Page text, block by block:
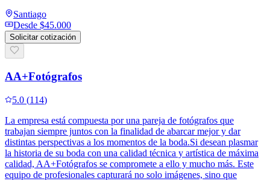
Santiago
Desde $45.000
Solicitar cotización
AA+Fotógrafos
5.0 (114)
La empresa está compuesta por una pareja de fotógrafos que
trabajan siempre juntos con la finalidad de abarcar mejor y dar
distintas perspectivas a los momentos de la boda.Si desean plasmar
la historia de su boda con una calidad técnica y artística de máxima
calidad, AA+Fotógrafos se compromete a ello y mucho más. Este
equipo de profesionales capturará no solo imágenes, sino que